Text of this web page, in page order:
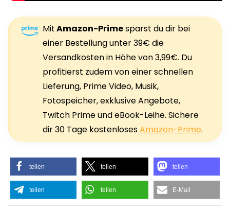
MitAmazon-Primesparst du dir bei
einer Bestellung unter 39€ die
Versandkosten in Höhe von 3,99€. Du
profitierst zudem von einer schnellen
Lieferung, Prime Video, Musik,
Fotospeicher, exklusive Angebote,
Twitch Prime und eBook-Leihe. Sichere
dir 30 Tage kostenlosesAmazon-Prime.
teilen teilen teilen
teilen teilen E-Mail